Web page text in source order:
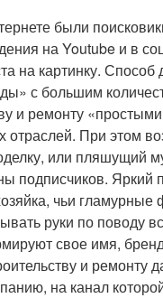
были
на Youtube и в
на картинку. Способ
с большим
и ремонту
При этом
или пляшущий
подписчиков. Яркий
чьи гламурные
руки по поводу
свое имя,
и ремонту
на канал